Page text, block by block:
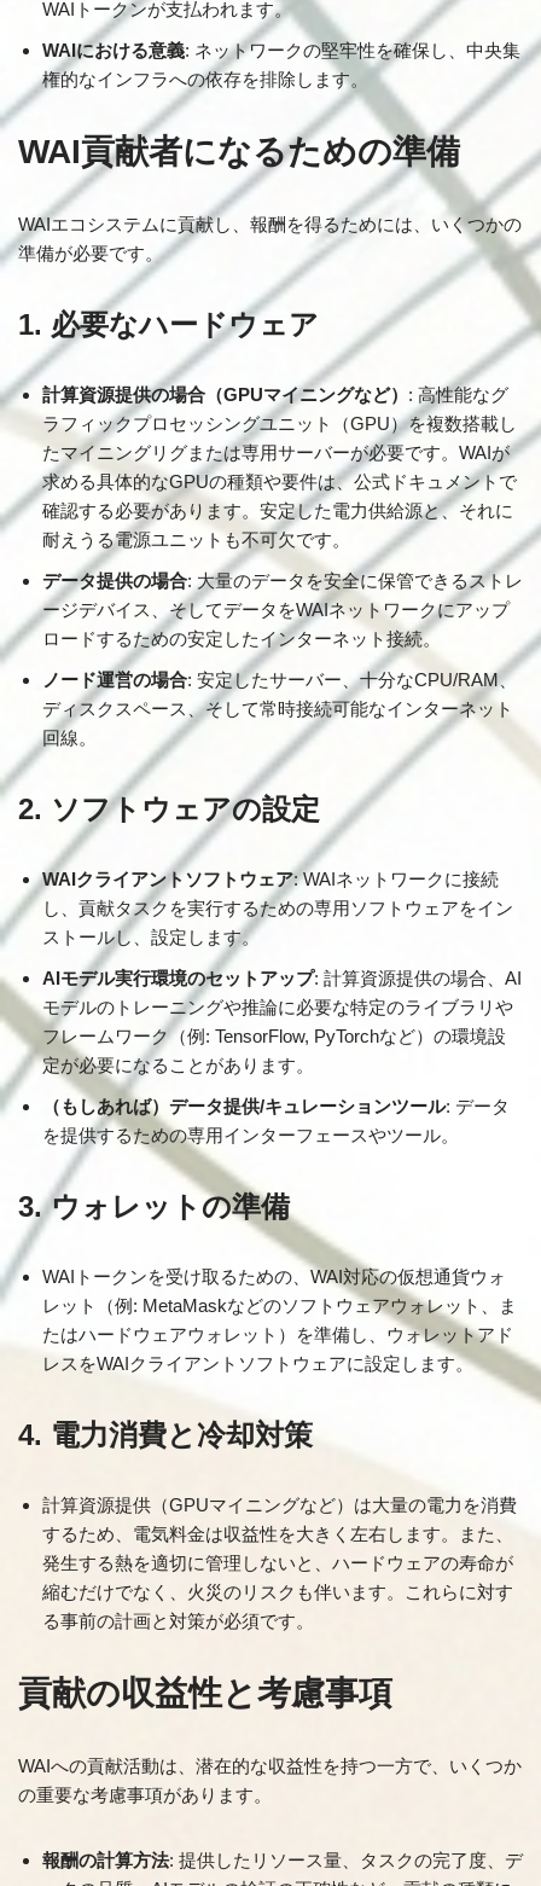
WAIトークンが支払われます。
WAIにおける意義: ネットワークの堅牢性を確保し、中央集
権的なインフラへの依存を排除します。
WAI貢献者になるための準備
WAIエコシステムに貢献し、報酬を得るためには、いくつかの
準備が必要です。
1. 必要なハードウェア
計算資源提供の場合（GPUマイニングなど） : 高性能なグ
ラフィックプロセッシングユニット（GPU）を複数搭載し
たマイニングリグまたは専用サーバーが必要です。WAIが
求める具体的なGPUの種類や要件は、公式ドキュメントで
確認する必要があります。安定した電力供給源と、それに
耐えうる電源ユニットも不可欠です。
データ提供の場合: 大量のデータを安全に保管できるストレ
ージデバイス、そしてデータをWAIネットワークにアップ
ロードするための安定したインターネット接続。
ノード運営の場合: 安定したサーバー、十分なCPU/RAM、
ディスクスペース、そして常時接続可能なインターネット
回線。
2. ソフトウェアの設定
WAIクライアントソフトウェア: WAIネットワークに接続
し、貢献タスクを実行するための専用ソフトウェアをイン
ストールし、設定します。
AIモデル実行環境のセットアップ: 計算資源提供の場合、AI
モデルのトレーニングや推論に必要な特定のライブラリや
フレームワーク（例: TensorFlow, PyTorchなど）の環境設
定が必要になることがあります。
（もしあれば）データ提供/キュレーションツール: データ
を提供するための専用インターフェースやツール。
3. ウォレットの準備
WAIトークンを受け取るための、WAI対応の仮想通貨ウォ
レット（例: MetaMaskなどのソフトウェアウォレット、ま
たはハードウェアウォレット）を準備し、ウォレットアド
レスをWAIクライアントソフトウェアに設定します。
4. 電力消費と冷却対策
計算資源提供（GPUマイニングなど）は大量の電力を消費
するため、電気料金は収益性を大きく左右します。また、
発生する熱を適切に管理しないと、ハードウェアの寿命が
縮むだけでなく、火災のリスクも伴います。これらに対す
る事前の計画と対策が必須です。
貢献の収益性と考慮事項
WAIへの貢献活動は、潜在的な収益性を持つ一方で、いくつか
の重要な考慮事項があります。
報酬の計算方法: 提供したリソース量、タスクの完了度、デ